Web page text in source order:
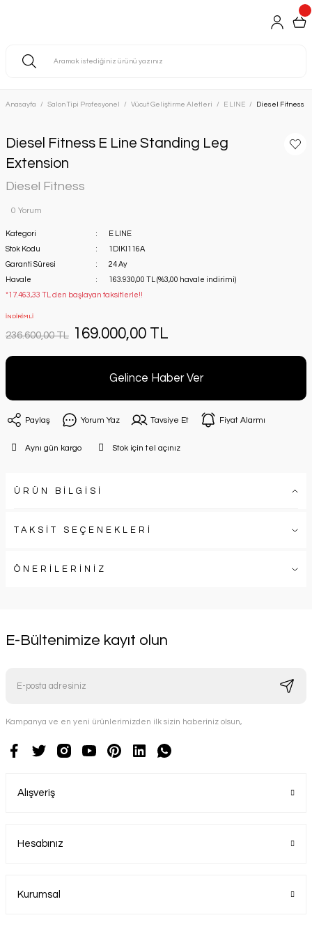
Anasayfa Salon Tipi Profesyonel Vücut Geliştirme Aletleri E LINE Diesel Fitness
Diesel Fitness E Line Standing Leg
Extension
Diesel Fitness
0 Yorum
Kategori
E LINE
Stok Kodu
1DIKI116A
Garanti Süresi
24 Ay
Havale
163.930,00 TL (%3,00 havale indirimi)
*17.463,33 TL den başlayan taksitlerle!!
İNDİRİMLİ
236.600,00 TL 169.000,00 TL
Gelince Haber Ver
Paylaş Yorum Yaz Tavsiye Et Fiyat Alarmı
Aynı gün kargo Stok için tel açınız
ÜRÜN BİLGİSİ
TAKSİT SEÇENEKLERİ
ÖNERİLERİNİZ
E-Bültenimize kayıt olun
Kampanya ve en yeni ürünlerimizden ilk sizin haberiniz olsun,
Alışveriş
Hesabınız
Kurumsal